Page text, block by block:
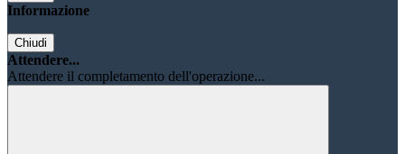
Informazione
Chiudi
Attendere...
Attendere il completamento dell'operazione...